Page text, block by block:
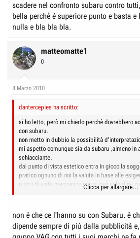
scadere nel confronto subaru contro
bella perchè è superiore punto e basta
nulla e bla bla bla.
matteomatte1
0
8 Marzo 2010
dantercepies ha scritto:
si ho letto, però mi chiedo perchè dovrebbero
con subaru.
non metto in dubbio la possibilità
mi aspetto comunque sia da subaru ,almeno in
schiacciante.
dal punto di vista estetico entra in gioco la
pratico ognuno di noi la valuta in base alle
punto di vista meccanico non si può solo dire,
gomme giuste, il giusto assetto e così via,
in poche parole, prendo un gol (anche se a me
estetica"e finezza costruttiva,prendo un gol
interni,prendo un gol dal valore economico
Clicca per allargare...
non è che ce l'hanno su con Subaru. è
dipende sempre di più dalla pubblicità